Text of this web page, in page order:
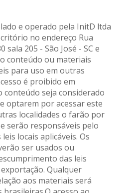
e operado pela InitD ltda
no endereço Rua
sala 205 - São José - SC e
conteúdo ou materiais
para uso em outras
é proibido em
seja considerado
optarem por acessar este
localidades o farão por
serão responsáveis pelo
locais aplicáveis. Os
ser usados ou
das leis
Qualquer
aos materiais será